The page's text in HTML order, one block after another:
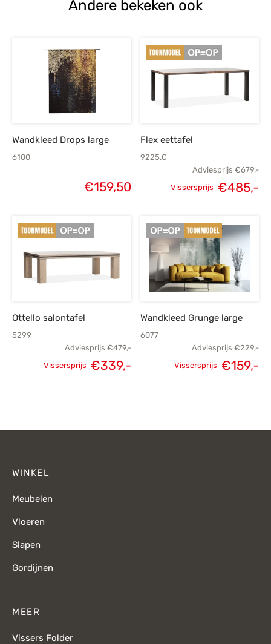
Andere bekeken ook
Wandkleed Drops large
6100
€159,50
Flex eettafel
9225.C
Adviesprijs €679,-
prijs was:
€679,-.
Vissersprijs €485,-
Ottello salontafel
5299
Adviesprijs €479,-
Vissersprijs €339,-
Wandkleed Grunge large
6077
Adviesprijs €229,-
Vissersprijs €159,-
WINKEL
Meubelen
Vloeren
Slapen
Gordijnen
MEER
Vissers Folder